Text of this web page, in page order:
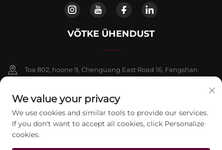
VÕTKE ÜHENDUST
Toa 802, hoone 9, Chenguang East Road 16, Fangshan
+86-13911459627
[email protected]
We value your privacy
We use cookies and similar tools to provide our services.
If you don't want to accept all cookies, click Personalize
cookies.